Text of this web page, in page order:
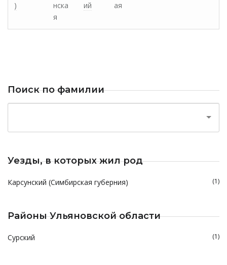
)
нска
я
ий
ая
Поиск по фамилии
Уезды, в которых жил род
Карсунский (Симбирская губерния) (1)
Районы Ульяновской области
Сурский (1)